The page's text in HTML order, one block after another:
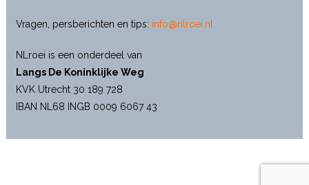
Vragen, persberichten en tips: info@nlroei.nl
NLroei is een onderdeel van
Langs De Koninklijke Weg
KVK Utrecht 30 189 728
IBAN NL68 INGB 0009 6067 43